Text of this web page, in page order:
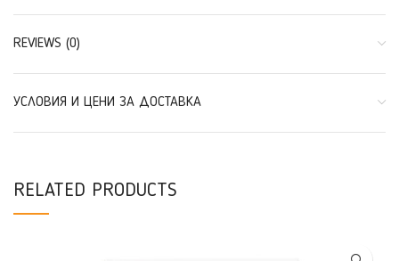
REVIEWS (0)
УСЛОВИЯ И ЦЕНИ ЗА ДОСТАВКА
RELATED PRODUCTS